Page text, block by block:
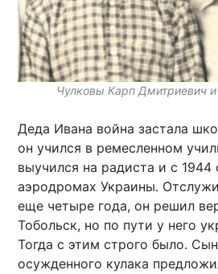
Чулковы Карп Дмитриевич
Деда Ивана война застала
он учился в ремесленном
выучился на радиста и с
аэродромах Украины.
еще четыре года, он решил
Тобольск, но по пути у него
Тогда с этим строго было.
осужденного кулака